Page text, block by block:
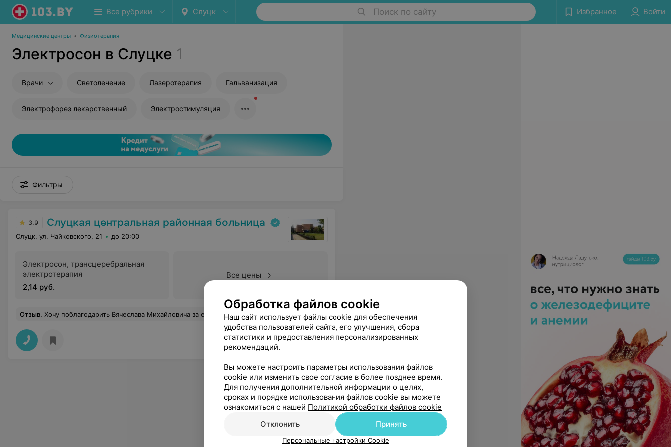
Все рубрики Слуцк Поиск по сайту Избранное Войти
Медицинские центры • Физиотерапия
Электросон в Слуцке 1
Врачи Светолечение Лазеротерапия Гальванизация
Электрофорез лекарственный Электростимуляция
Фильтры
3.9 Слуцкая центральная районная больница
Слуцк, ул. Чайковского, 21 до 20:00
Электросон, трансцеребральная
электротерапия
2,14 руб.
Все цены
Отзыв. Хочу поблагодарить Вячеслава Михайловича за его старания, за советы и поддержку, за доброту и понимание, за преданность делу и профессиональные навыки. Вы – врач выдающийся, и я желаю вам продолжать помогать людям, день за днем побеждая серьезные проблемы, и получать заслуженное уважение от благодарных пациентов. Еще
Обработка файлов cookie
Наш сайт использует файлы cookie для обеспечения
удобства пользователей сайта, его улучшения, сбора
статистики и предоставления персонализированных
рекомендаций.
Вы можете настроить параметры использования файлов
cookie или изменить свое согласие в более позднее время.
Для получения дополнительной информации о целях,
сроках и порядке использования файлов cookie вы можете
ознакомиться с нашей Политикой обработки файлов cookie
Отклонить
Принять
Персональные настройки Cookie